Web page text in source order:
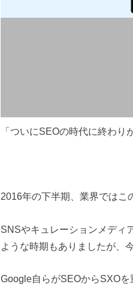
「ついにSEOの時代に終わり
2016年の下半期、業界ではこ
SNSやキュレーションメディ
ような時期もありましたが、
Google自らがSEOからSXOを